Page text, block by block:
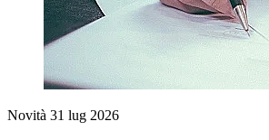
Novità 31 lug 2026